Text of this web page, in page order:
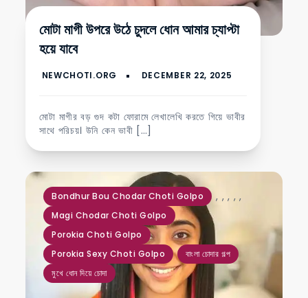
মোটা মাগী উপরে উঠে চুদলে ধোন আমার চ্যাপ্টা
হয়ে যাবে
মোটা মাগীর বড় গুদ কটা ফোরামে লেখালেখি করতে গিয়ে ভাবীর
সাথে পরিচয়। উনি কেন ভাবী […]
Bondhur Bou Chodar Choti Golpo ,
Magi Chodar Choti Golpo
,
Porokia Choti Golpo
,
Porokia Sexy Choti Golpo
,
বাংলা চোদার গল্প
,
মুখে ধোন দিয়ে চোদা